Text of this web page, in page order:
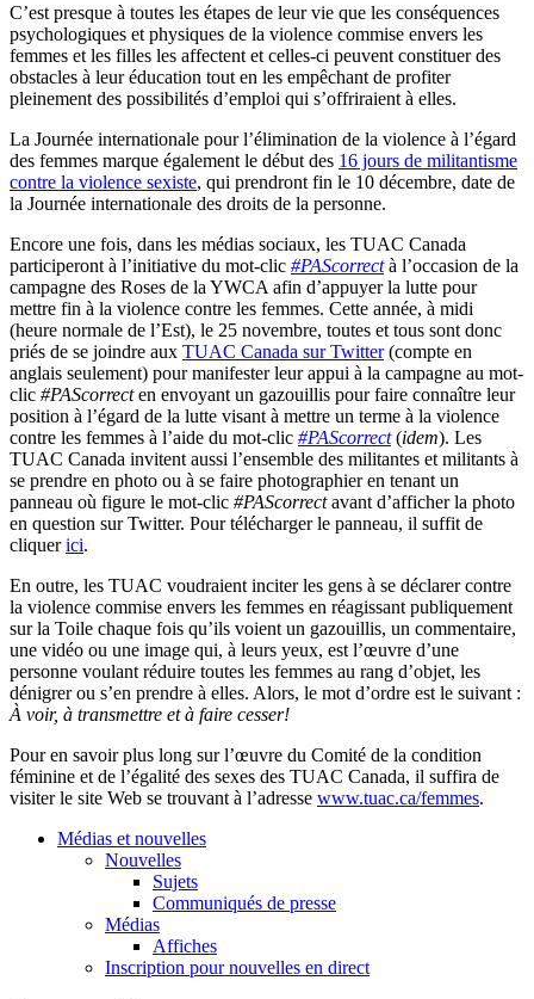
C’est presque à toutes les étapes de leur vie que les conséquences
psychologiques et physiques de la violence commise envers les
femmes et les filles les affectent et celles-ci peuvent constituer des
obstacles à leur éducation tout en les empêchant de profiter
pleinement des possibilités d’emploi qui s’offriraient à elles.
La Journée internationale pour l’élimination de la violence à l’égard
des femmes marque également le début des 16 jours de militantisme
contre la violence sexiste, qui prendront fin le 10 décembre, date de
la Journée internationale des droits de la personne.
Encore une fois, dans les médias sociaux, les TUAC Canada
participeront à l’initiative du mot-clic #PAScorrectà l’occasion de la
campagne des Roses de la YWCA afin d’appuyer la lutte pour
mettre fin à la violence contre les femmes. Cette année, à midi
(heure normale de l’Est), le 25 novembre, toutes et tous sont donc
priés de se joindre aux TUAC Canada sur Twitter(compte en
anglais seulement) pour manifester leur appui à la campagne au mot-
clic #PAScorrecten envoyant un gazouillis pour faire connaître leur
position à l’égard de la lutte visant à mettre un terme à la violence
contre les femmes à l’aide du mot-clic #PAScorrect(idem). Les
TUAC Canada invitent aussi l’ensemble des militantes et militants à
se prendre en photo ou à se faire photographier en tenant un
panneau où figure le mot-clic #PAScorrectavant d’afficher la photo
en question sur Twitter. Pour télécharger le panneau, il suffit de
cliquerici.
En outre, les TUAC voudraient inciter les gens à se déclarer contre
la violence commise envers les femmes en réagissant publiquement
sur la Toile chaque fois qu’ils voient un gazouillis, un commentaire,
une vidéo ou une image qui, à leurs yeux, est l’œuvre d’une
personne voulant réduire toutes les femmes au rang d’objet, les
dénigrer ou s’en prendre à elles. Alors, le mot d’ordre est le suivant :
À voir, à transmettre et à faire cesser!
Pour en savoir plus long sur l’œuvre du Comité de la condition
féminine et de l’égalité des sexes des TUAC Canada, il suffira de
visiter le site Web se trouvant à l’adresse www.tuac.ca/femmes.
Médias et nouvelles
Nouvelles
Sujets
Communiqués de presse
Médias
Affiches
Inscription pour nouvelles en direct